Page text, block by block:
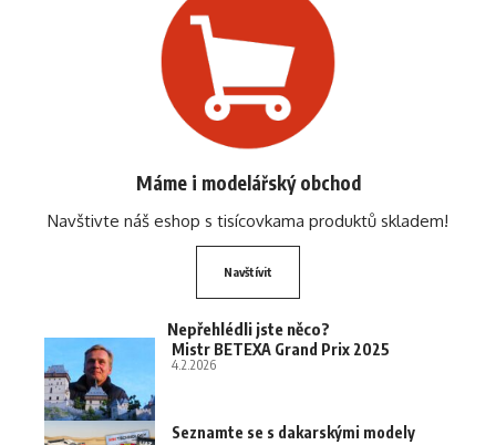
Máme i modelářský obchod
Navštivte náš eshop s tisícovkama produktů skladem!
Navštívit
Nepřehlédli jste něco?
Mistr BETEXA Grand Prix 2025
4.2.2026
Seznamte se s dakarskými modely